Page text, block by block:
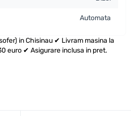
Automata
in Chisinau ✔ Livram masina la
euro ✔ Asigurare inclusa in pret.